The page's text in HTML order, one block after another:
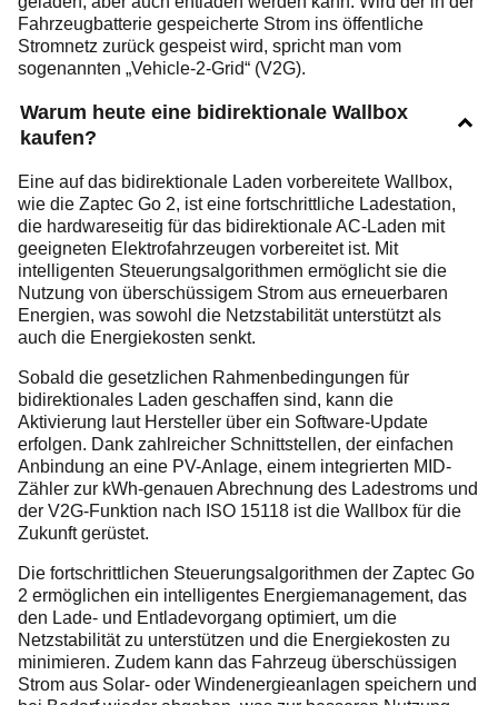
Fahrzeugbatterie gespeicherte Strom ins öffentliche
Stromnetz zurück gespeist wird, spricht man vom
sogenannten „Vehicle-2-Grid“ (V2G).
Warum heute eine bidirektionale Wallbox
kaufen?
Eine auf das bidirektionale Laden vorbereitete Wallbox,
wie die Zaptec Go 2, ist eine fortschrittliche Ladestation,
die hardwareseitig für das bidirektionale AC-Laden mit
geeigneten Elektrofahrzeugen vorbereitet ist. Mit
intelligenten Steuerungsalgorithmen ermöglicht sie die
Nutzung von überschüssigem Strom aus erneuerbaren
Energien, was sowohl die Netzstabilität unterstützt als
auch die Energiekosten senkt.
Sobald die gesetzlichen Rahmenbedingungen für
bidirektionales Laden geschaffen sind, kann die
Aktivierung laut Hersteller über ein Software-Update
erfolgen. Dank zahlreicher Schnittstellen, der einfachen
Anbindung an eine PV-Anlage, einem integrierten MID-
Zähler zur kWh-genauen Abrechnung des Ladestroms und
der V2G-Funktion nach ISO 15118 ist die Wallbox für die
Zukunft gerüstet.
Die fortschrittlichen Steuerungsalgorithmen der Zaptec Go
2 ermöglichen ein intelligentes Energiemanagement, das
den Lade- und Entladevorgang optimiert, um die
Netzstabilität zu unterstützen und die Energiekosten zu
minimieren. Zudem kann das Fahrzeug überschüssigen
Strom aus Solar- oder Windenergieanlagen speichern und